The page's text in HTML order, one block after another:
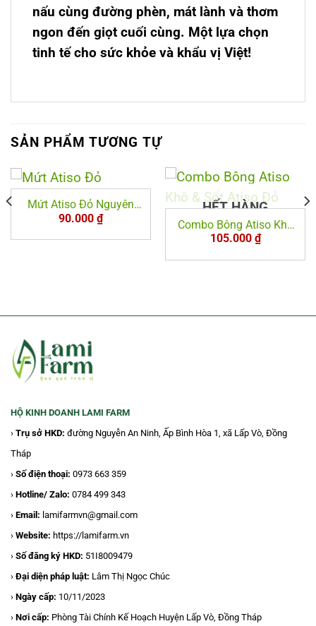
nấu cùng đường phèn, mát lành và thơm
ngon đến giọt cuối cùng. Một lựa chọn
tinh tế cho sức khỏe và khẩu vị Việt!
SẢN PHẨM TƯƠNG TỰ
Mứt Atiso Đỏ Nguyên
Bông (Túi 300g)
90.000 ₫
HẾT HÀNG
Combo Bông Atiso Khô
& Sốt Atiso Đỏ
105.000 ₫
HỘ KINH DOANH LAMI FARM
› Trụ sở HKD: đường Nguyễn An Ninh, Ấp Bình Hòa 1, xã Lấp Vò, Đồng
Tháp
› Số điện thoại: 0973 663 359
› Hotline/ Zalo: 0784 499 343
› Email: lamifarmvn@gmail.com
› Website: https://lamifarm.vn
› Số đăng ký HKD: 51I8009479
› Đại diện pháp luật: Lâm Thị Ngọc Chúc
› Ngày cấp: 10/11/2023
› Nơi cấp: Phòng Tài Chính Kế Hoạch Huyện Lấp Vò, Đồng Tháp